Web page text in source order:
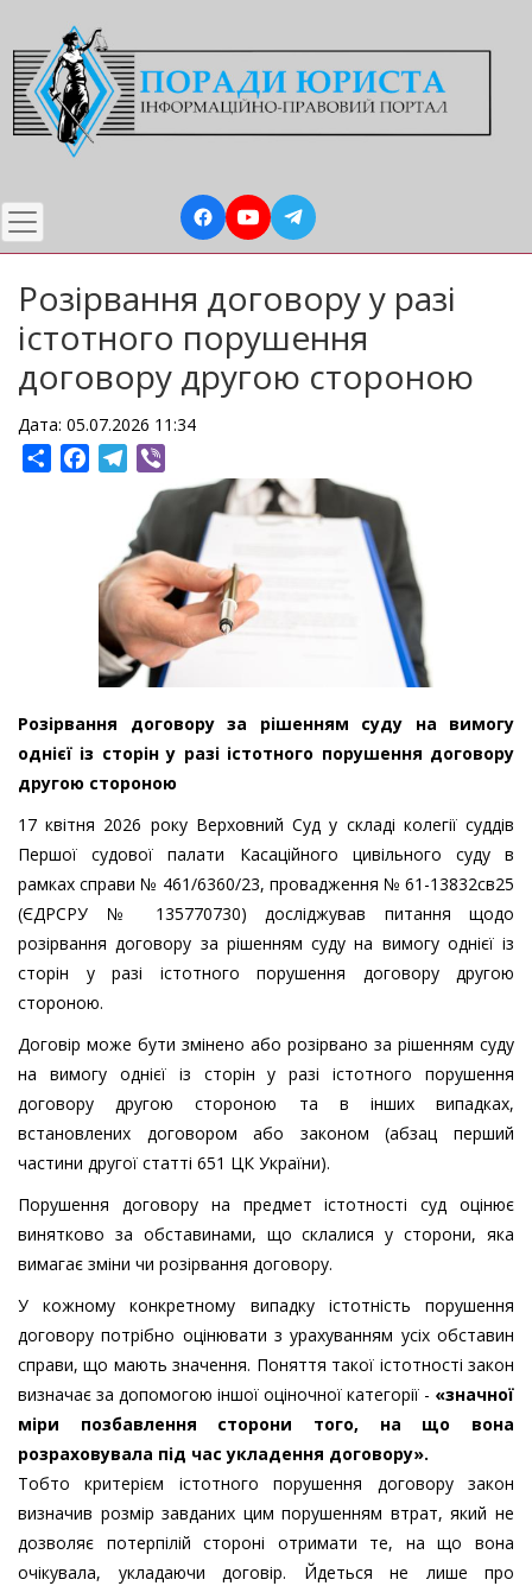
до
основного
вмісту
Розірвання договору у разі
істотного порушення
договору другою стороною
Дата: 05.07.2026 11:34
ShareFacebookTelegram
Розірвання договору за рішенням суду на вимогу
однієї із сторін у разі істотного порушення договору
другою стороною
17 квітня 2026 року Верховний Суд у складі колегії суддів
Першої судової палати Касаційного цивільного суду в
рамках справи № 461/6360/23, провадження № 61-13832св25
(ЄДРСРУ № 135770730) досліджував питання щодо
розірвання договору за рішенням суду на вимогу однієї із
сторін у разі істотного порушення договору другою
стороною.
Договір може бути змінено або розірвано за рішенням суду
на вимогу однієї із сторін у разі істотного порушення
договору другою стороною та в інших випадках,
встановлених договором або законом (абзац перший
частини другої статті 651 ЦК України).
Порушення договору на предмет істотності суд оцінює
винятково за обставинами, що склалися у сторони, яка
вимагає зміни чи розірвання договору.
У кожному конкретному випадку істотність порушення
договору потрібно оцінювати з урахуванням усіх обставин
справи, що мають значення. Поняття такої істотності закон
визначає за допомогою іншої оціночної категорії - «значної
міри позбавлення сторони того, на що вона
розраховувала під час укладення договору».
Тобто критерієм істотного порушення договору закон
визначив розмір завданих цим порушенням втрат, який не
дозволяє потерпілій стороні отримати те, на що вона
очікувала, укладаючи договір. Йдеться не лише про